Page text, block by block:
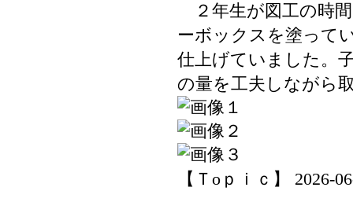
２年生が図工の時
ーボックスを塗って
仕上げていました。
の量を工夫しながら
【Ｔoｐｉｃ】 2026-